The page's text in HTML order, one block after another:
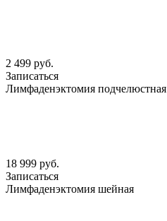
2 499 руб.
Записаться
Лимфаденэктомия подчелюстная
18 999 руб.
Записаться
Лимфаденэктомия шейная